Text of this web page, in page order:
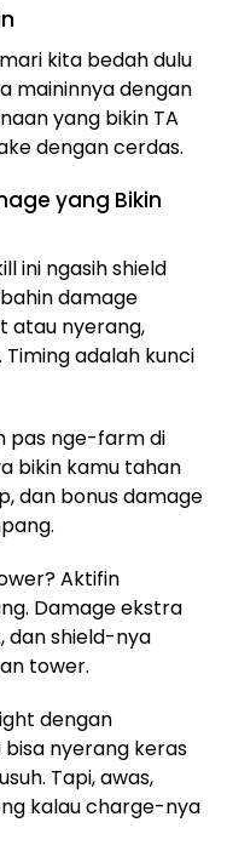
kita bedah dulu
maininnya dengan
yang bikin TA
dengan cerdas.
yang Bikin
ini ngasih shield
damage
atau nyerang,
adalah kunci
pas nge-farm di
bikin kamu tahan
dan bonus damage
Aktifin
Damage ekstra
dan shield-nya
tower.
dengan
nyerang keras
Tapi, awas,
kalau charge-nya